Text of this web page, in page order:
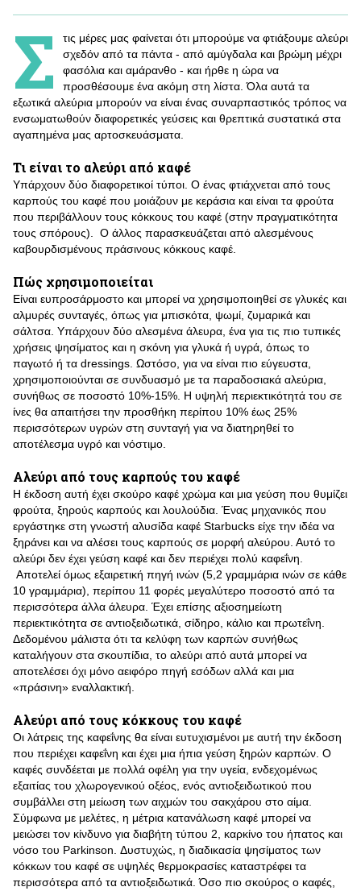
Σ
τις μέρες μας φαίνεται ότι μπορούμε να φτιάξουμε αλεύρι
σχεδόν από τα πάντα - από αμύγδαλα και βρώμη μέχρι
φασόλια και αμάρανθο - και ήρθε η ώρα να
προσθέσουμε ένα ακόμη στη λίστα. Όλα αυτά τα
εξωτικά αλεύρια μπορούν να είναι ένας συναρπαστικός τρόπος να
ενσωματωθούν διαφορετικές γεύσεις και θρεπτικά συστατικά στα
αγαπημένα μας αρτοσκευάσματα.
Τι είναι το αλεύρι από καφέ
Υπάρχουν δύο διαφορετικοί τύποι. Ο ένας φτιάχνεται από τους
καρπούς του καφέ που μοιάζουν με κεράσια και είναι τα φρούτα
που περιβάλλουν τους κόκκους του καφέ (στην πραγματικότητα
τους σπόρους). Ο άλλος παρασκευάζεται από αλεσμένους
καβουρδισμένους πράσινους κόκκους καφέ.
Πώς χρησιμοποιείται
Είναι ευπροσάρμοστο και μπορεί να χρησιμοποιηθεί σε γλυκές και
αλμυρές συνταγές, όπως για μπισκότα, ψωμί, ζυμαρικά και
σάλτσα. Υπάρχουν δύο αλεσμένα άλευρα, ένα για τις πιο τυπικές
χρήσεις ψησίματος και η σκόνη για γλυκά ή υγρά, όπως το
παγωτό ή τα dressings. Ωστόσο, για να είναι πιο εύγευστα,
χρησιμοποιούνται σε συνδυασμό με τα παραδοσιακά αλεύρια,
συνήθως σε ποσοστό 10%-15%. Η υψηλή περιεκτικότητά του σε
ίνες θα απαιτήσει την προσθήκη περίπου 10% έως 25%
περισσότερων υγρών στη συνταγή για να διατηρηθεί το
αποτέλεσμα υγρό και νόστιμο.
Αλεύρι από τους καρπούς του καφέ
Η έκδοση αυτή έχει σκούρο καφέ χρώμα και μια γεύση που θυμίζει
φρούτα, ξηρούς καρπούς και λουλούδια. Ένας μηχανικός που
εργάστηκε στη γνωστή αλυσίδα καφέ Starbucks είχε την ιδέα να
ξηράνει και να αλέσει τους καρπούς σε μορφή αλεύρου. Αυτό το
αλεύρι δεν έχει γεύση καφέ και δεν περιέχει πολύ καφεΐνη.
Αποτελεί όμως εξαιρετική πηγή ινών (5,2 γραμμάρια ινών σε κάθε
10 γραμμάρια), περίπου 11 φορές μεγαλύτερο ποσοστό από τα
περισσότερα άλλα άλευρα. Έχει επίσης αξιοσημείωτη
περιεκτικότητα σε αντιοξειδωτικά, σίδηρο, κάλιο και πρωτεΐνη.
Δεδομένου μάλιστα ότι τα κελύφη των καρπών συνήθως
καταλήγουν στα σκουπίδια, το αλεύρι από αυτά μπορεί να
αποτελέσει όχι μόνο αειφόρο πηγή εσόδων αλλά και μια
«πράσινη» εναλλακτική.
Αλεύρι από τους κόκκους του καφέ
Οι λάτρεις της καφεΐνης θα είναι ευτυχισμένοι με αυτή την έκδοση
που περιέχει καφεΐνη και έχει μια ήπια γεύση ξηρών καρπών. Ο
καφές συνδέεται με πολλά οφέλη για την υγεία, ενδεχομένως
εξαιτίας του χλωρογενικού οξέος, ενός αντιοξειδωτικού που
συμβάλλει στη μείωση των αιχμών του σακχάρου στο αίμα.
Σύμφωνα με μελέτες, η μέτρια κατανάλωση καφέ μπορεί να
μειώσει τον κίνδυνο για διαβήτη τύπου 2, καρκίνο του ήπατος και
νόσο του Parkinson. Δυστυχώς, η διαδικασία ψησίματος των
κόκκων του καφέ σε υψηλές θερμοκρασίες καταστρέφει τα
περισσότερα από τα αντιοξειδωτικά. Όσο πιο σκούρος ο καφές,